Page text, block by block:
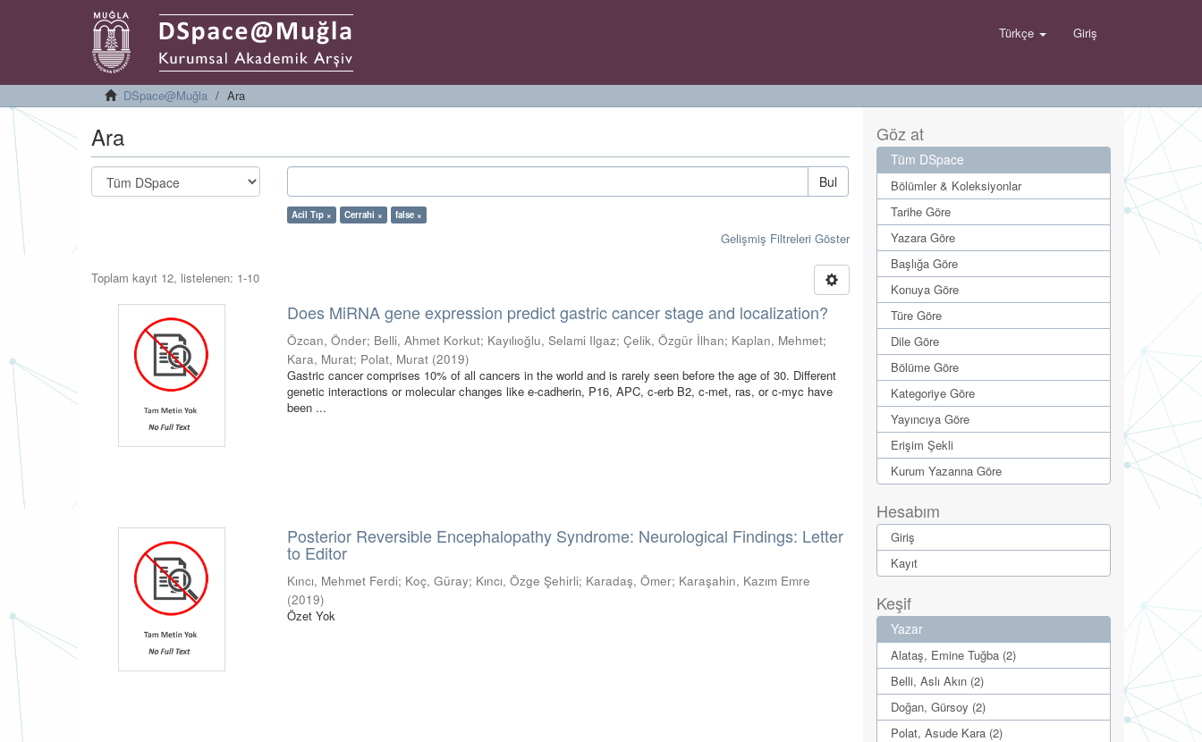
Türkçe Giriş
DSpace@Muğla Ara
Ara
Bul
Acil Tıp × Cerrahi × false ×
Gelişmiş Filtreleri Göster
Toplam kayıt 12, listelenen: 1-10
Does MiRNA gene expression predict gastric cancer stage and localization?
Özcan, Önder; Belli, Ahmet Korkut; Kayılıoğlu, Selami Ilgaz;Çelik, Özgür İlhan; Kaplan, Mehmet;
Kara, Murat; Polat, Murat (2019)
Gastric cancer comprises 10% of all cancers in the world and is rarely seen before the age of 30. Different
genetic interactions or molecular changes like e-cadherin, P16, APC, c-erb B2, c-met, ras, or c-myc have
been ...
Posterior Reversible Encephalopathy Syndrome: Neurological Findings: Letter
to Editor
Kıncı, Mehmet Ferdi; Koç, Güray; Kıncı, Özge Şehirli; Karadaş, Ömer; Karaşahin, Kazım Emre
(2019)
Özet Yok
Göz at
Tüm DSpace
Bölümler & Koleksiyonlar
Tarihe Göre
Yazara Göre
Başlığa Göre
Konuya Göre
Türe Göre
Dile Göre
Bölüme Göre
Kategoriye Göre
Yayıncıya Göre
Erişim Şekli
Kurum Yazarına Göre
Hesabım
Giriş
Kayıt
Keşif
Yazar
Alataş, Emine Tuğba (2)
Belli, Aslı Akın (2)
Doğan, Gürsoy (2)
Polat, Asude Kara (2)